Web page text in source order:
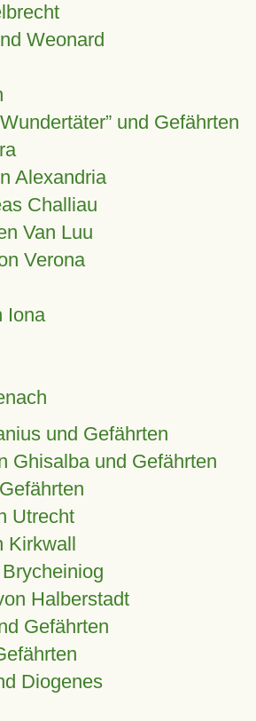
Weonard
und Gefährten
Alexandria
Challiau
Van Luu
Verona
Iona
und Gefährten
Ghisalba und Gefährten
Utrecht
Kirkwall
Halberstadt
Gefährten
Diogenes